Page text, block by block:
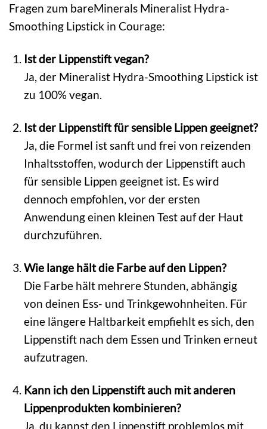
Fragen zum bareMinerals Mineralist Hydra-
Smoothing Lipstick in Courage:
Ist der Lippenstift vegan?
Ja, der Mineralist Hydra-Smoothing Lipstick ist
zu 100% vegan.
Ist der Lippenstift für sensible Lippen geeignet?
Ja, die Formel ist sanft und frei von reizenden
Inhaltsstoffen, wodurch der Lippenstift auch
für sensible Lippen geeignet ist. Es wird
dennoch empfohlen, vor der ersten
Anwendung einen kleinen Test auf der Haut
durchzuführen.
Wie lange hält die Farbe auf den Lippen?
Die Farbe hält mehrere Stunden, abhängig
von deinen Ess- und Trinkgewohnheiten. Für
eine längere Haltbarkeit empfiehlt es sich, den
Lippenstift nach dem Essen und Trinken erneut
aufzutragen.
Kann ich den Lippenstift auch mit anderen
Lippenprodukten kombinieren?
Ja, du kannst den Lippenstift problemlos mit